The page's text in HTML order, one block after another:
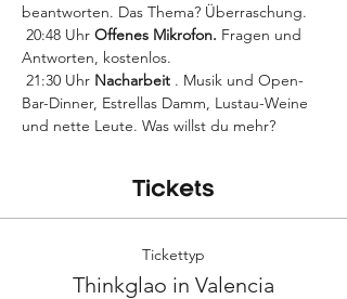
beantworten. Das Thema? Überraschung.
20:48 Uhr Offenes Mikrofon. Fragen und
Antworten, kostenlos.
21:30 Uhr Nacharbeit . Musik und Open-
Bar-Dinner, Estrellas Damm, Lustau-Weine
und nette Leute. Was willst du mehr?
Tickets
Tickettyp
Thinkglao in Valencia